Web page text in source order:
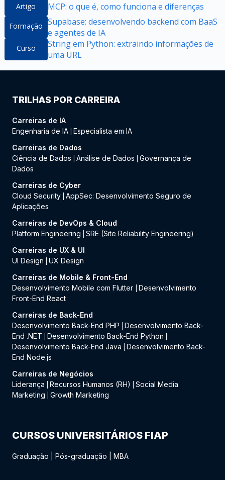
Artigo MCP: o que é, como funciona e diferenças
Formação Supabase: desenvolvendo backend com BaaS
e agentes de IA
Curso
String em Python: extraindo informações de
uma URL
TRILHAS POR CARREIRA
Carreiras de IA
Engenharia de IA Especialista em IA
Carreiras de Dados
Ciência de Dados
Análise de Dados
Governança de
Dados
Carreiras de Cyber
Cloud Security AppSec: Desenvolvimento Seguro de
Aplicações
Carreiras de DevOps & Cloud
Platform Engineering
SRE (Site Reliability Engineering)
Carreiras de UX & UI
UI Design
UX Design
Carreiras de Mobile & Front-End
Desenvolvimento Mobile com Flutter
Desenvolvimento
Front-End React
Carreiras de Back-End
Desenvolvimento Back-End PHP
Desenvolvimento Back-
End .NET
Desenvolvimento Back-End Python
Desenvolvimento Back-End Java
Desenvolvimento Back-
End Node.js
Carreiras de Negócios
Liderança
Recursos Humanos (RH)
Social Media
Marketing
Growth Marketing
CURSOS UNIVERSITÁRIOS FIAP
Graduação Pós-graduação MBA